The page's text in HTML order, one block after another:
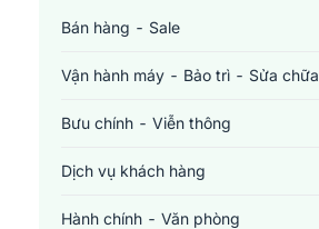
Bán hàng - Sale
Vận hành máy - Bảo trì - Sửa chữa
Bưu chính - Viễn thông
Dịch vụ khách hàng
Hành chính - Văn phòng